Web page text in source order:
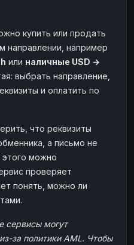
купить или продать
направлении, например
или наличные USD →
выбрать направление,
и оплатить по
что реквизиты
а письмо не
можно
проверяет
понять, можно ли
сервисы могут
за политики AML. Чтобы